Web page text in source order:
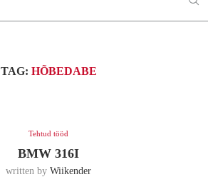
TAG: HÕBEDABE
Tehtud tööd
BMW 316I
written by Wiikender